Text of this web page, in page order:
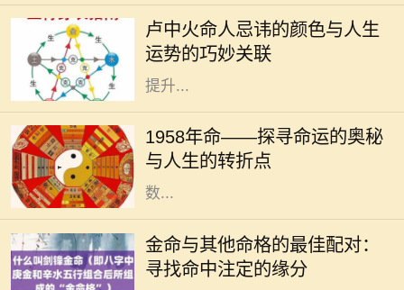
卢中火命人忌讳的颜色与人生
运势的巧妙关联
征都与五行、颜色等有着密切的关
系。对于卢中火命的人而言，了解与
自己命理相关的颜色忌讳，可以帮助
提升...
1958年命——探寻命运的奥秘
与人生的转折点
1958年，对于很多人来说，也许只是
一年，但对于一些特别的个体来说，
这一年却是命运的转折点。在这一年
中，许多事件交织在一起，造就了无
数...
金命与其他命格的最佳配对：
寻找命中注定的缘分
在中国传统命理学中，五行理论将人
的命运与自然的元素紧密相连。金
命，作为五行之一，象征着坚硬、刚
毅与财富。金命的人通常具有出众的